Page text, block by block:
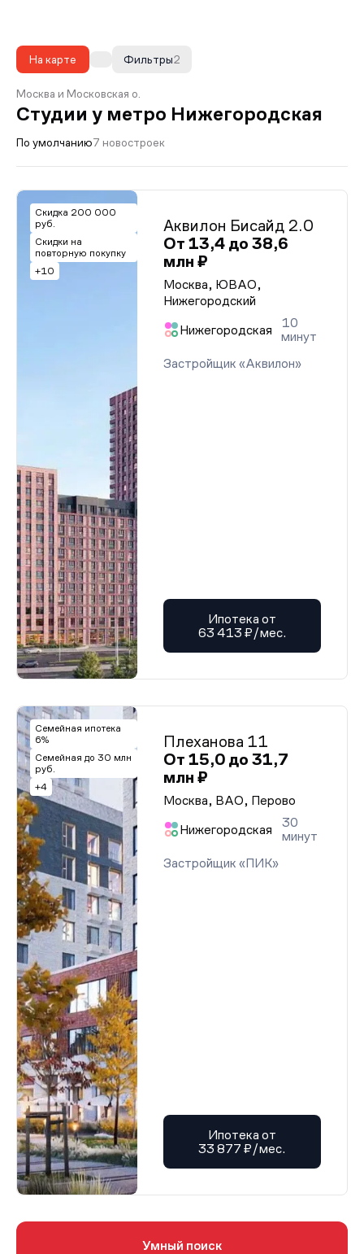
На карте 2
Фильтры
Москва и Московская о.
Студии у метро Нижегородская
По умолчанию7 новостроек
Скидка 200 000
руб.
Скидки на
повторную покупку
+10
Аквилон Бисайд 2.0
От 13,4 до 38,6
млн ₽
Москва, ЮВАО,
Нижегородский
Нижегородская
10
минут
Застройщик «Аквилон»
Ипотека от
63 413 ₽/мес.
Семейная ипотека
6%
Семейная до 30 млн
руб.
+4
Плеханова 11
От 15,0 до 31,7
млн ₽
Москва, ВАО, Перово
Нижегородская
30
минут
Застройщик «ПИК»
Ипотека от
33 877 ₽/мес.
Умный поиск